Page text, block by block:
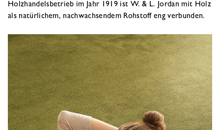
Holzhandelsbetrieb im Jahr 1919 ist W. & L. Jordan mit Holz
als natürlichem, nachwachsendem Rohstoff eng verbunden.